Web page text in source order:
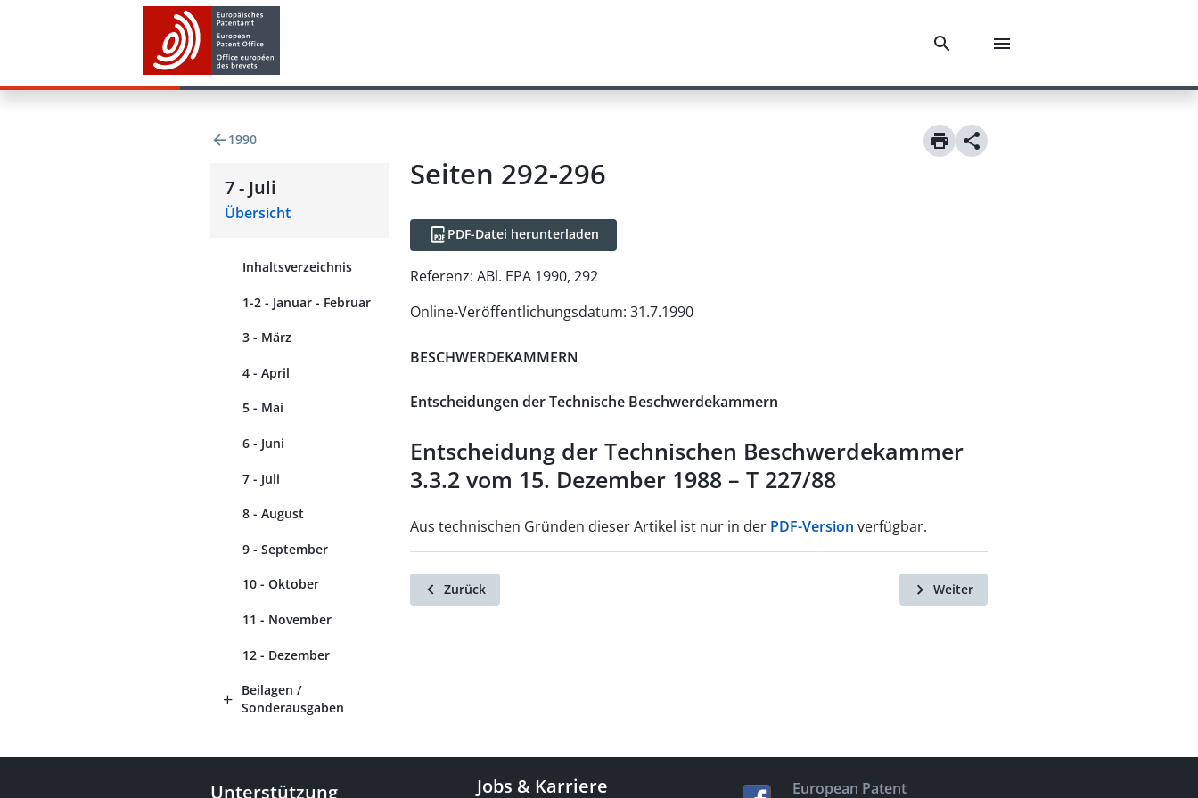
1990
7 - Juli
Übersicht
Inhaltsverzeichnis
1-2 - Januar - Februar
3 - März
4 - April
5 - Mai
6 - Juni
7 - Juli
8 - August
9 - September
10 - Oktober
11 - November
12 - Dezember
Beilagen /
Sonderausgaben
Seiten 292-296
PDF-Datei herunterladen
Referenz: ABl. EPA 1990, 292
Online-Veröffentlichungsdatum: 31.7.1990
BESCHWERDEKAMMERN
Entscheidungen der Technische Beschwerdekammern
Entscheidung der Technischen Beschwerdekammer
3.3.2 vom 15. Dezember 1988 – T 227/88
Aus technischen Gründen dieser Artikel ist nur in der PDF-Version verfügbar.
Zurück Weiter
Unterstützung Jobs & Karriere European Patent